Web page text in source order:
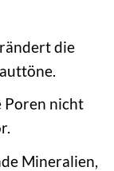
die
Poren nicht
Mineralien,